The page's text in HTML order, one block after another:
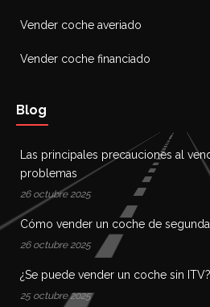
privacidad, puedes dirigirte al
2, 46132 Almàssera, València.
lev.generalinfo@gmail.com
Blog
Las principales precauciones al
problemas
26 octubre 2025
Cómo vender un coche de
26 octubre 2025
¿Se puede vender un coche sin
25 octubre 2025
Vender coche averiado
Vender coche financiado